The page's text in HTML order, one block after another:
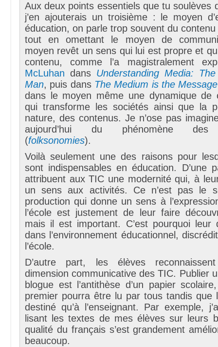
Aux deux points essentiels que tu soulèves
j’en ajouterais un troisième : le moyen
éducation, on parle trop souvent du
tout en omettant le moyen de
moyen revêt un sens qui lui est propre et
contenu, comme l’a magistralement
McLuhan dans Understanding Media:
Man, puis dans The Medium is the Message
dans le moyen même une dynamique de
qui transforme les sociétés ainsi que la
nature, des contenus. Je n’ose pas
aujourd’hui du phénomène des
(folksonomies).
Voilà seulement une des raisons pour
sont indispensables en éducation. D’une
attribuent aux TIC une modernité qui, à
un sens aux activités. Ce n’est pas le
production qui donne un sens à
l’école est justement de leur faire
mais il est important. C’est pourquoi leur
dans l’environnement éducationnel,
l’école.
D’autre part, les élèves
dimension communicative des TIC. Publier
blogue est l’antithèse d’un papier
premier pourra être lu par tous tandis que
destiné qu’à l’enseignant. Par exemple,
lisant les textes de mes élèves sur leurs
qualité du français s’est grandement
beaucoup.